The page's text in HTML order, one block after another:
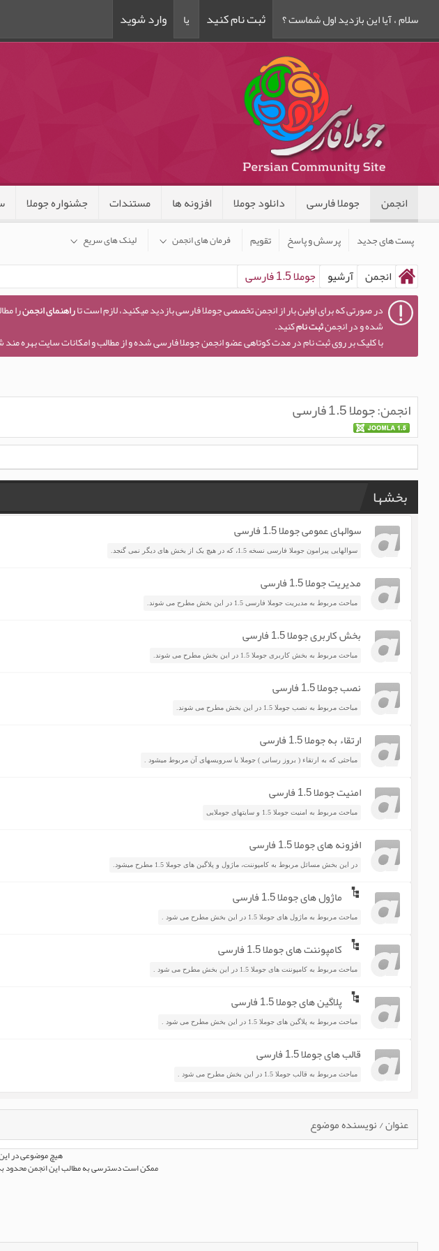
سلام ، آیا این بازدید اول شماست ؟ ثبت نام کنید یا وارد شوید
انجمن
پست های جدید پرسش و پاسخ تقویم فرمان های انجمن لینک های سریع
جوملا فارسی دانلود جوملا افزونه ها مستندات جشنواره جوملا
انجمن آرشیو جوملا 1.5 فارسی
در صورتی که برای اولین بار از انجمن تخصصی جوملا فارسی بازدید میکنید، لازم است تاراهنمای انجمنرا
شده و در انجمنثبت نامکنید.
با کلیک بر روی ثبت نام در مدت کوتاهی عضو انجمن جوملا فارسی شده و از مطالب و امکانات سایت بهره
انجمن:جوملا 1.5 فارسی
بخشها
سوالهای عمومی جوملا 1.5 فارسی
سوالهایی پیرامون جوملا فارسی نسخه 1.5، که در هیچ یک از بخش های دیگر نمی گنجد.
مدیریت جوملا 1.5 فارسی
مباحث مربوط به مدیریت جوملا فارسی 1.5 در این بخش مطرح می شوند.
بخش کاربری جوملا 1.5 فارسی
مباحث مربوط به بخش کاربری جوملا 1.5 در این بخش مطرح می شوند.
نصب جوملا 1.5 فارسی
مباحث مربوط به نصب جوملا 1.5 در این بخش مطرح می شوند.
ارتقاء به جوملا 1.5 فارسی
مباحثی که به ارتقاء ( بروز رسانی ) جوملا یا سرویسهای آن مربوط میشود .
امنیت جوملا 1.5 فارسی
مباحث مربوط به امنیت جوملا 1.5 و سایتهای جوملایی
افزونه های جوملا 1.5 فارسی
در این بخش مسائل مربوط به کامپوننت، ماژول و پلاگین های جوملا 1.5 مطرح میشود.
ماژول های جوملا 1.5 فارسی
مباحث مربوط به ماژول های جوملا 1.5 در این بخش مطرح می شود .
کامپوننت های جوملا 1.5 فارسی
مباحث مربوط به کامپوننت های جوملا 1.5 در این بخش مطرح می شود .
پلاگین های جوملا 1.5 فارسی
مباحث مربوط به پلاگین های جوملا 1.5 در این بخش مطرح می شود .
قالب های جوملا 1.5 فارسی
مباحث مربوط به قالب جوملا 1.5 در این بخش مطرح می شود .
عنوان/نویسنده موضوع
هیچ موضوعی در
ممکن است دسترسی به مطالب این انجمن محدود